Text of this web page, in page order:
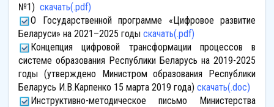
№1) скачать(.pdf)
О Государственной программе «Цифровое развитие
Беларуси» на 2021–2025 годы скачать(.pdf)
Концепция цифровой трансформации процессов в
системе образования Республики Беларусь на 2019-2025
годы (утверждено Министром образования Республики
Беларусь И.В.Карпенко 15 марта 2019 года) скачать(.doc)
Инструктивно-методическое письмо Министерства